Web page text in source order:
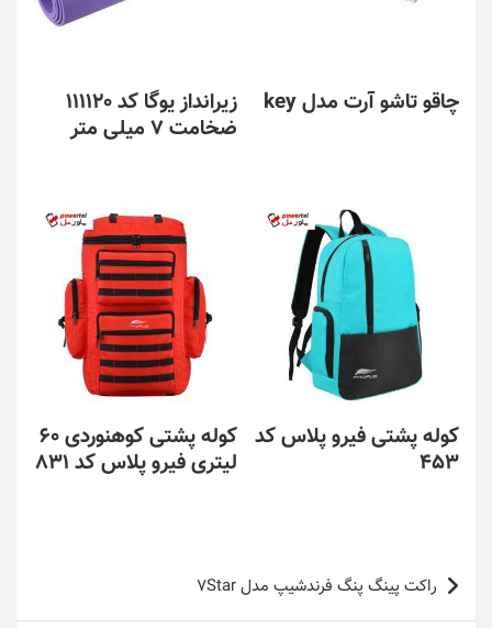
چاقو تاشو آرت مدل key
زیرانداز یوگا کد 111120
ضخامت 7 میلی متر
کوله پشتی فیرو پلاس کد
453
کوله پشتی کوهنوردی 60
لیتری فیرو پلاس کد 831
راهبری
نوشته
راکت پینگ پنگ فرندشیپ مدل 7Star